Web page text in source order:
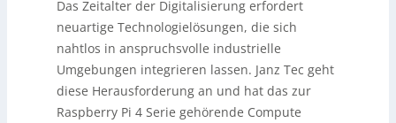
Das Zeitalter der Digitalisierung erfordert
neuartige Technologielösungen, die sich
nahtlos in anspruchsvolle industrielle
Umgebungen integrieren lassen. Janz Tec geht
diese Herausforderung an und hat das zur
Raspberry Pi 4 Serie gehörende Compute